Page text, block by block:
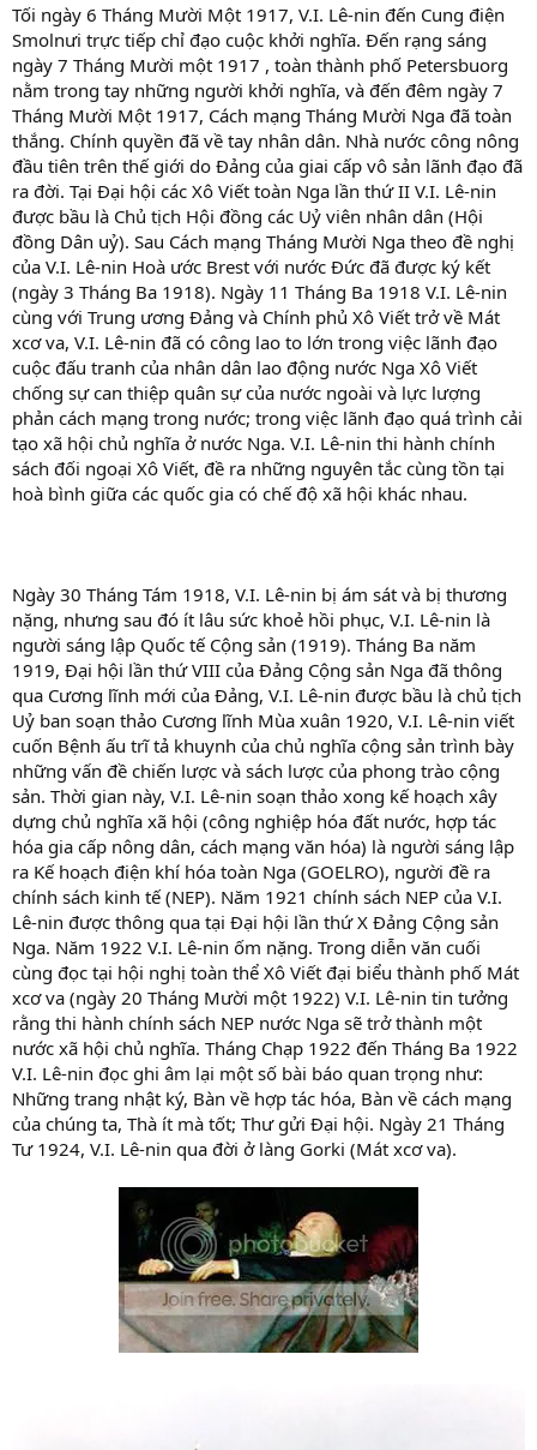
Tối ngày 6 Tháng Mười Một 1917, V.I. Lê-nin đến Cung điện
Smolnưi trực tiếp chỉ đạo cuộc khởi nghĩa. Đến rạng sáng
ngày 7 Tháng Mười một 1917 , toàn thành phố Petersbuorg
nằm trong tay những người khởi nghĩa, và đến đêm ngày 7
Tháng Mười Một 1917, Cách mạng Tháng Mười Nga đã toàn
thắng. Chính quyền đã về tay nhân dân. Nhà nước công nông
đầu tiên trên thế giới do Đảng của giai cấp vô sản lãnh đạo đã
ra đời. Tại Đại hội các Xô Viết toàn Nga lần thứ II V.I. Lê-nin
được bầu là Chủ tịch Hội đồng các Uỷ viên nhân dân (Hội
đồng Dân uỷ). Sau Cách mạng Tháng Mười Nga theo đề nghị
của V.I. Lê-nin Hoà ước Brest với nước Đức đã được ký kết
(ngày 3 Tháng Ba 1918). Ngày 11 Tháng Ba 1918 V.I. Lê-nin
cùng với Trung ương Đảng và Chính phủ Xô Viết trở về Mát
xcơ va, V.I. Lê-nin đã có công lao to lớn trong việc lãnh đạo
cuộc đấu tranh của nhân dân lao động nước Nga Xô Viết
chống sự can thiệp quân sự của nước ngoài và lực lượng
phản cách mạng trong nước; trong việc lãnh đạo quá trình cải
tạo xã hội chủ nghĩa ở nước Nga. V.I. Lê-nin thi hành chính
sách đối ngoại Xô Viết, đề ra những nguyên tắc cùng tồn tại
hoà bình giữa các quốc gia có chế độ xã hội khác nhau.
Ngày 30 Tháng Tám 1918, V.I. Lê-nin bị ám sát và bị thương
nặng, nhưng sau đó ít lâu sức khoẻ hồi phục, V.I. Lê-nin là
người sáng lập Quốc tế Cộng sản (1919). Tháng Ba năm
1919, Đại hội lần thứ VIII của Đảng Cộng sản Nga đã thông
qua Cương lĩnh mới của Đảng, V.I. Lê-nin được bầu là chủ tịch
Uỷ ban soạn thảo Cương lĩnh Mùa xuân 1920, V.I. Lê-nin viết
cuốn Bệnh ấu trĩ tả khuynh của chủ nghĩa cộng sản trình bày
những vấn đề chiến lược và sách lược của phong trào cộng
sản. Thời gian này, V.I. Lê-nin soạn thảo xong kế hoạch xây
dựng chủ nghĩa xã hội (công nghiệp hóa đất nước, hợp tác
hóa gia cấp nông dân, cách mạng văn hóa) là người sáng lập
ra Kế hoạch điện khí hóa toàn Nga (GOELRO), người đề ra
chính sách kinh tế (NEP). Năm 1921 chính sách NEP của V.I.
Lê-nin được thông qua tại Đại hội lần thứ X Đảng Cộng sản
Nga. Năm 1922 V.I. Lê-nin ốm nặng. Trong diễn văn cuối
cùng đọc tại hội nghị toàn thể Xô Viết đại biểu thành phố Mát
xcơ va (ngày 20 Tháng Mười một 1922) V.I. Lê-nin tin tưởng
rằng thi hành chính sách NEP nước Nga sẽ trở thành một
nước xã hội chủ nghĩa. Tháng Chạp 1922 đến Tháng Ba 1922
V.I. Lê-nin đọc ghi âm lại một số bài báo quan trọng như:
Những trang nhật ký, Bàn về hợp tác hóa, Bàn về cách mạng
của chúng ta, Thà ít mà tốt; Thư gửi Đại hội. Ngày 21 Tháng
Tư 1924, V.I. Lê-nin qua đời ở làng Gorki (Mát xcơ va).